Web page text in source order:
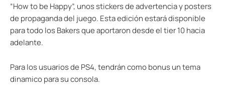
“How to be Happy”, unos stickers de advertencia y posters
de propaganda del juego. Esta edición estará disponible
para todo los Bakers que aportaron desde el tier 10 hacia
adelante.
Para los usuarios de PS4, tendrán como bonus un tema
dinamico para su consola.